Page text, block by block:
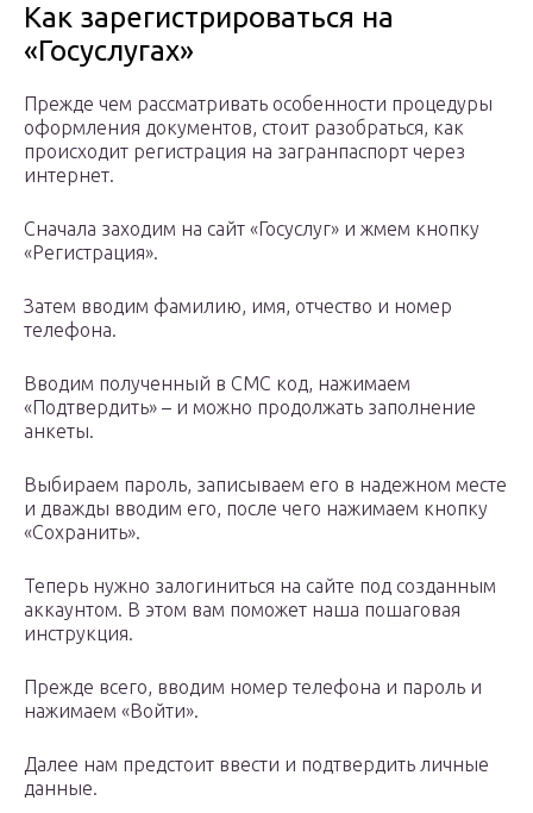
Как зарегистрироваться на
«Госуслугах»
Прежде чем рассматривать особенности процедуры
оформления документов, стоит разобраться, как
происходит регистрация на загранпаспорт через
интернет.
Сначала заходим на сайт «Госуслуг» и жмем кнопку
«Регистрация».
Затем вводим фамилию, имя, отчество и номер
телефона.
Вводим полученный в СМС код, нажимаем
«Подтвердить» – и можно продолжать заполнение
анкеты.
Выбираем пароль, записываем его в надежном месте
и дважды вводим его, после чего нажимаем кнопку
«Сохранить».
Теперь нужно залогиниться на сайте под созданным
аккаунтом. В этом вам поможет наша пошаговая
инструкция.
Прежде всего, вводим номер телефона и пароль и
нажимаем «Войти».
Далее нам предстоит ввести и подтвердить личные
данные.